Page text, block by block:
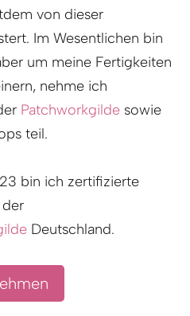
von dieser
Im Wesentlichen bin
um meine Fertigkeiten
nehme ich
Patchworkgilde sowie
teil.
bin ich zertifizierte
Deutschland.